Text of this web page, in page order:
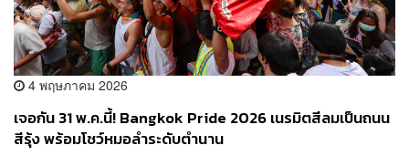
4 พฤษภาคม 2026
เจอกัน 31 พ.ค.นี้! Bangkok Pride 2026 เนรมิตสีลมเป็นถนน
สีรุ้ง พร้อมโชว์หมอลำระดับตำนาน